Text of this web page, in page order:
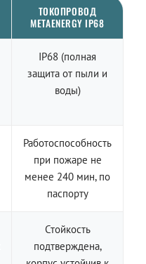
ТОКОПРОВОД
METAENERGY IP68
IP68 (полная
защита от пыли и
воды)
Работоспособность
при пожаре не
менее 240 мин, по
паспорту
Стойкость
подтверждена,